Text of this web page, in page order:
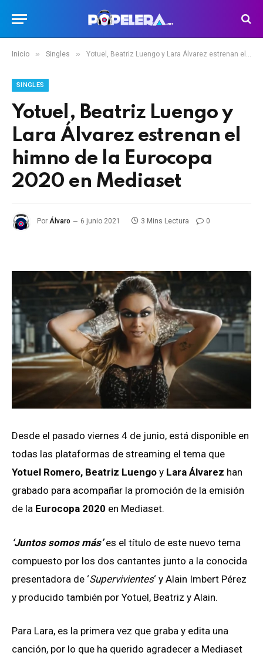
Inicio » Singles » Yotuel, Beatriz Luengo y Lara Álvarez estrenan el himno de la Eurocopa 2020 en Mediaset
SINGLES
Yotuel, Beatriz Luengo y
Lara Álvarez estrenan el
himno de la Eurocopa
2020 en Mediaset
Por Álvaro 6 junio 2021 3 Mins Lectura 0
Desde el pasado viernes 4 de junio, está disponible en
todas las plataformas de streaming el tema que
Yotuel Romero, Beatriz Luengo y Lara Álvarez han
grabado para acompañar la promoción de la emisión
de la Eurocopa 2020 en Mediaset.
‘Juntos somos más’es el título de este nuevo tema
compuesto por los dos cantantes junto a la conocida
presentadora de ‘Supervivientes‘ y Alain Imbert Pérez
y producido también por Yotuel, Beatriz y Alain.
Para Lara, es la primera vez que graba y edita una
canción, por lo que ha querido agradecer a Mediaset